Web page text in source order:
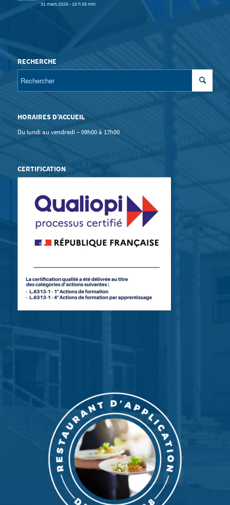
31 mars 2026 - 16 h 36 min
RECHERCHE
HORAIRES D’ACCUEIL
Du lundi au vendredi – 09h00 à 17h00
CERTIFICATION